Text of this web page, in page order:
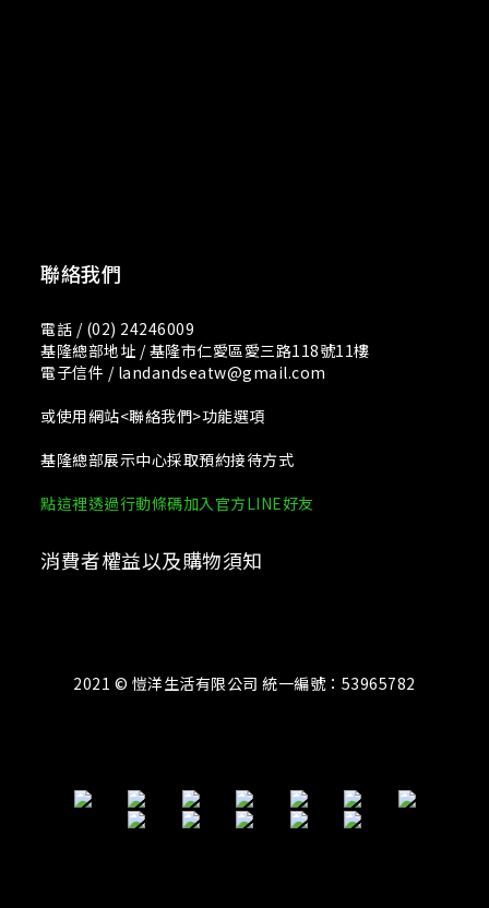
聯絡我們
電話 / (02) 24246009
基隆總部地址 / 基隆市仁愛區愛三路118號11樓
電子信件 / landandseatw@gmail.com
或使用網站<聯絡我們>功能選項
基隆總部展示中心採取預約接待方式
點這裡透過行動條碼加入官方LINE好友
消費者權益以及購物須知
2021 © 愷洋生活有限公司 統一編號：53965782